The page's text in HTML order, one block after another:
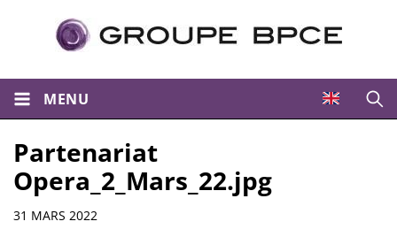
MENU
Partenariat
Opera_2_Mars_22.jpg
Informations
31 MARS 2022